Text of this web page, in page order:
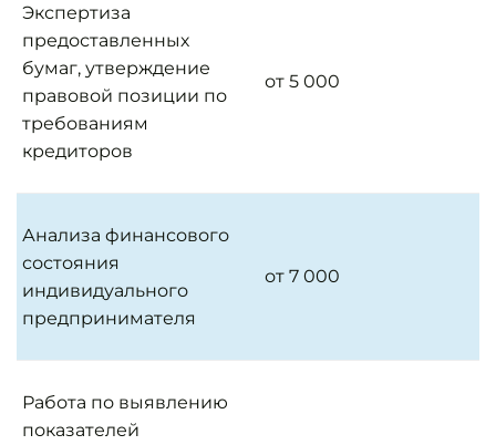
Экспертиза
предоставленных
бумаг, утверждение
правовой позиции по
требованиям
кредиторов
от 5 000
Анализа финансового
состояния
индивидуального
предпринимателя
от 7 000
Работа по выявлению
показателей